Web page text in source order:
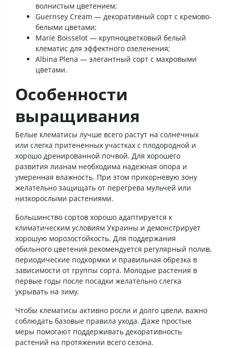
волнистым цветением;
Guernsey Cream — декоративный сорт с кремово-
белыми цветами;
Marie Boisselot — крупноцветковый белый
клематис для эффектного озеленения;
Albina Plena — элегантный сорт с махровыми
цветами.
Особенности
выращивания
Белые клематисы лучше всего растут на солнечных
или слегка притененных участках с плодородной и
хорошо дренированной почвой. Для хорошего
развития лианам необходима надежная опора и
умеренная влажность. При этом прикорневую зону
желательно защищать от перегрева мульчей или
низкорослыми растениями.
Большинство сортов хорошо адаптируется к
климатическим условиям Украины и демонстрирует
хорошую морозостойкость. Для поддержания
обильного цветения рекомендуется регулярный полив,
периодические подкормки и правильная обрезка в
зависимости от группы сорта. Молодые растения в
первые годы после посадки желательно слегка
укрывать на зиму.
Чтобы клематисы активно росли и долго цвели, важно
соблюдать базовые правила ухода. Даже простые
меры помогают поддерживать декоративность
растений на протяжении всего сезона.